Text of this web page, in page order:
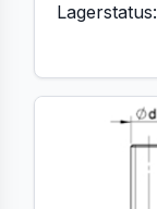
Lagerstatus: